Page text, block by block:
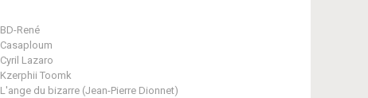
BD-René
Casaploum
Cyril Lazaro
Kzerphii Toomk
L'ange du bizarre (Jean-Pierre Dionnet)